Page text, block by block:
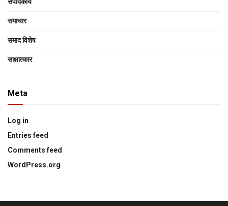
संपादकीय
समाचार
समाद विशेष
साक्षात्‍कार
Meta
Log in
Entries feed
Comments feed
WordPress.org